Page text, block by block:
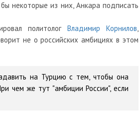
некоторые из них, Анкара подписать
политолог Владимир Корнилов,
не о российских амбициях в этом
на Турцию с тем, чтобы она
чем же тут "амбиции России", если